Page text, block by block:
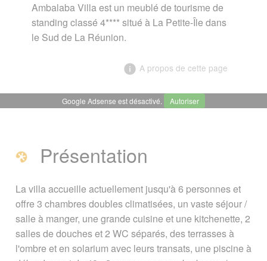
Ambalaba Villa est un meublé de tourisme de
standing classé 4**** situé à La Petite-Île dans
le Sud de La Réunion.
A propos de cette page
A voir également
Page créée le 29 juillet 2019. Dernière
Google Adsense est désactivé. Autoriser
Présentation
La villa accueille actuellement jusqu'à 6 personnes et
offre 3 chambres doubles climatisées, un vaste séjour /
salle à manger, une grande cuisine et une kitchenette, 2
salles de douches et 2 WC séparés, des terrasses à
l'ombre et en solarium avec leurs transats, une piscine à